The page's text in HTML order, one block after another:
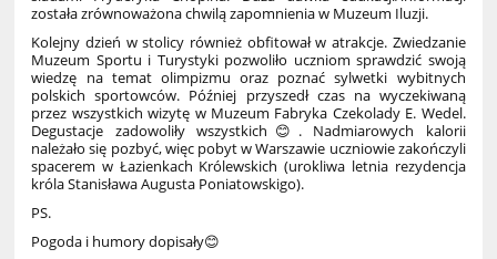
została zrównoważona chwilą zapomnienia w Muzeum Iluzji.
Kolejny dzień w stolicy również obfitował w atrakcje. Zwiedzanie
Muzeum Sportu i Turystyki pozwoliło uczniom sprawdzić swoją
wiedzę na temat olimpizmu oraz poznać sylwetki wybitnych
polskich sportowców. Później przyszedł czas na wyczekiwaną
przez wszystkich wizytę w Muzeum Fabryka Czekolady E. Wedel.
Degustacje zadowoliły wszystkich😊. Nadmiarowych kalorii
należało się pozbyć, więc pobyt w Warszawie uczniowie zakończyli
spacerem w Łazienkach Królewskich (urokliwa letnia rezydencja
króla Stanisława Augusta Poniatowskigo).
PS.
Pogoda i humory dopisały😊